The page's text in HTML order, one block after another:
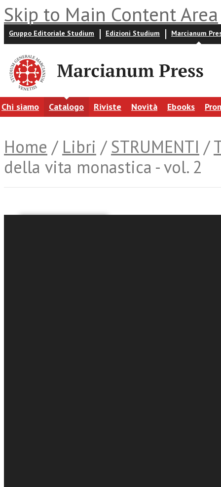
Skip to Main Content Area
Gruppo Editoriale Studium Edizioni Studium Marcianum
Chi siamo Catalogo Riviste Novità Ebooks
Home / Libri / STRUMENTI /
della vita monastica - vol. 2